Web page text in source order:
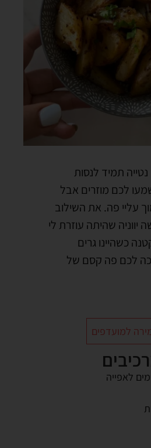
תמיד לנסות
לכם מוזרים אבל
עליי פה. את השילוב
שהיתה עוזרת לי
כשהיינו גרים
לכם פה קסם של
למועדפים